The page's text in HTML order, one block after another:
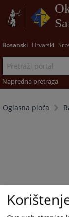
Bosanski Hrvatski
Napredna pretraga
Oglasna ploča